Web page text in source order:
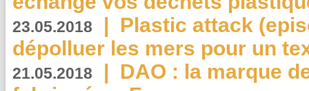
23.05.2018 | Plastic attack
dépolluer les mers pour un
21.05.2018 | DAO : la marque